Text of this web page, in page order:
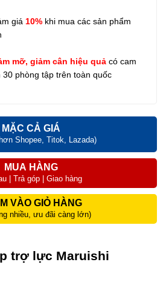
giá 10% khi mua các sản phẩm
mỡ, giảm cân hiệu quả có cam
phòng tập trên toàn quốc
MẶC CẢ GIÁ
Shopee, Titok, Lazada)
MUA HÀNG
| Trả góp | Giao hàng
VÀO GIỎ HÀNG
nhiều, ưu đãi càng lớn)
trợ lực Maruishi